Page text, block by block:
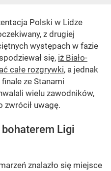
Polski w Lidze
z drugiej
występach w fazie
się, iż Biało-
całe rozgrywki, a jednak
ze Stanami
wielu zawodników,
zwrócił uwagę.
Ligi
znalazło się miejsce